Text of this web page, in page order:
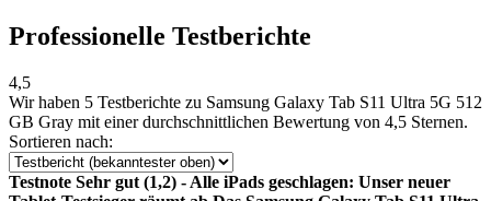
Professionelle Testberichte
4,5
Wir haben 5 Testberichte zu Samsung Galaxy Tab S11 Ultra 5G 512
GB Gray mit einer durchschnittlichen Bewertung von 4,5 Sternen.
Sortieren nach:
Testnote Sehr gut (1,2) - Alle iPads geschlagen: Unser neuer